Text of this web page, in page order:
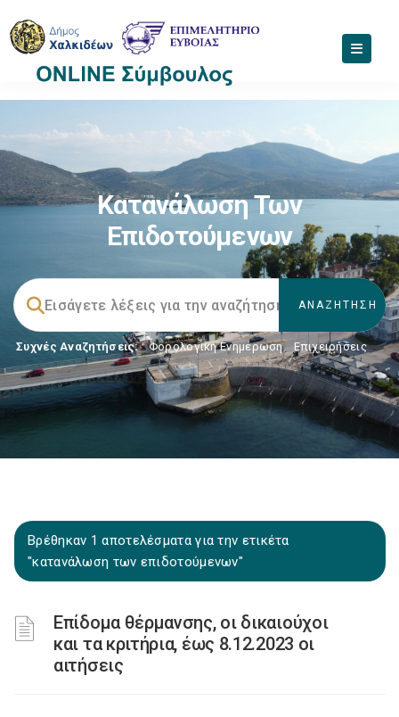
Κατανάλωση Των
Επιδοτούμενων
Συχνές Αναζητήσεις: Φορολογικη Ενημέρωση, Επιχειρήσεις
Βρέθηκαν 1 αποτελέσματα για την ετικέτα
"κατανάλωση των επιδοτούμενων"
Επίδομα θέρμανσης, οι δικαιούχοι
και τα κριτήρια, έως 8.12.2023 οι
αιτήσεις